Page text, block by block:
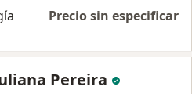
Precio sin especificar
Pereira